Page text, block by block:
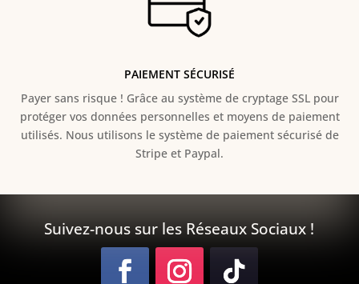
PAIEMENT SÉCURISÉ
Payer sans risque ! Grâce au système de cryptage SSL pour
protéger vos données personnelles et moyens de paiement
utilisés. Nous utilisons le système de paiement sécurisé de
Stripe et Paypal.
Suivez-nous sur les Réseaux Sociaux !